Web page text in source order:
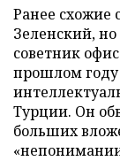
Ранее схожие
Зеленский,
советник
прошлом году
Турции. Он
больших